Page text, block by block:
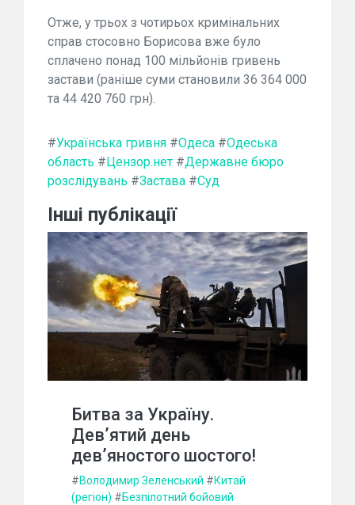
Отже, у трьох з чотирьох кримінальних
справ стосовно Борисова вже було
сплачено понад 100 мільйонів гривень
застави (раніше суми становили 36 364 000
та 44 420 760 грн).
#Українська гривня #Одеса #Одеська
область # Цензор.нет #Державне бюро
розслідувань #Застава #Суд
Інші публікації
Битва за Україну.
Дев’ятий день
дев’яностого шостого!
#Володимир Зеленський #Китай
(регіон) #Безпілотний бойовий